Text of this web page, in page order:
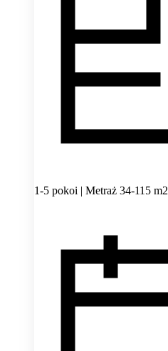
1-5 pokoi | Metraż 34-115 m2